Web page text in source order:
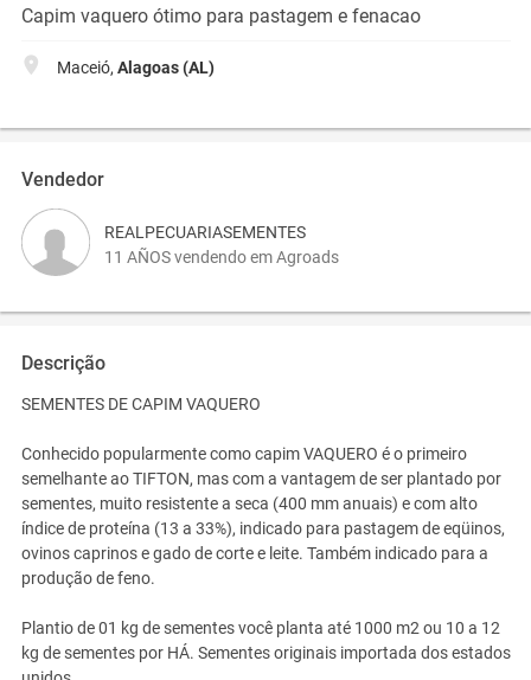
Capim vaquero ótimo para pastagem e fenacao
Maceió, Alagoas (AL)
Vendedor
REALPECUARIASEMENTES
11 AÑOS vendendo em Agroads
Descrição
SEMENTES DE CAPIM VAQUERO
Conhecido popularmente como capim VAQUERO é o primeiro
semelhante ao TIFTON, mas com a vantagem de ser plantado por
sementes, muito resistente a seca (400 mm anuais) e com alto
índice de proteína (13 a 33%), indicado para pastagem de eqüinos,
ovinos caprinos e gado de corte e leite. Também indicado para a
produção de feno.
Plantio de 01 kg de sementes você planta até 1000 m2 ou 10 a 12
kg de sementes por HÁ. Sementes originais importada dos estados